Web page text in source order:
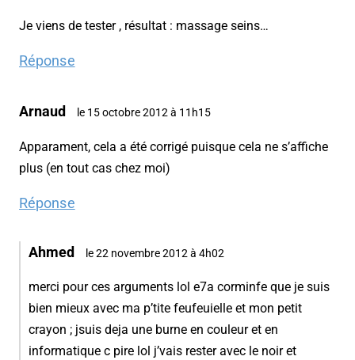
Je viens de tester , résultat : massage seins…
Réponse
Arnaud le 15 octobre 2012 à 11h15
Apparament, cela a été corrigé puisque cela ne s’affiche
plus (en tout cas chez moi)
Réponse
Ahmed le 22 novembre 2012 à 4h02
merci pour ces arguments lol e7a corminfe que je suis
bien mieux avec ma p’tite feufeuielle et mon petit
crayon ; jsuis deja une burne en couleur et en
informatique c pire lol j’vais rester avec le noir et